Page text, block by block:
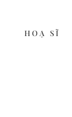
HOẠ SĨ